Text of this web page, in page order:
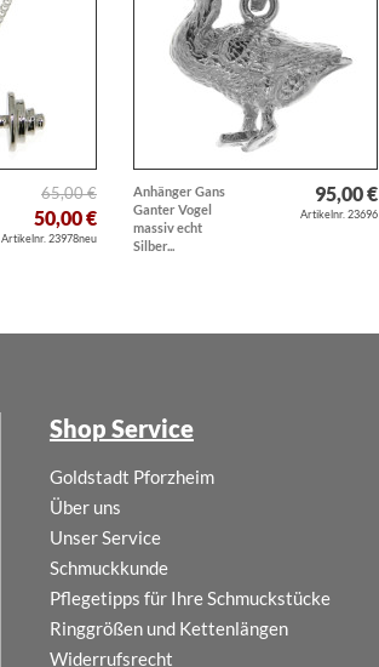
65,00 €
50,00 €
Artikelnr. 23978neu
Anhänger Gans
Ganter Vogel
massiv echt
Silber...
95,00 €
Artikelnr. 23696
Shop Service
Goldstadt Pforzheim
Über uns
Unser Service
Schmuckkunde
Pflegetipps für Ihre Schmuckstücke
Ringgrößen und Kettenlängen
Widerrufsrecht